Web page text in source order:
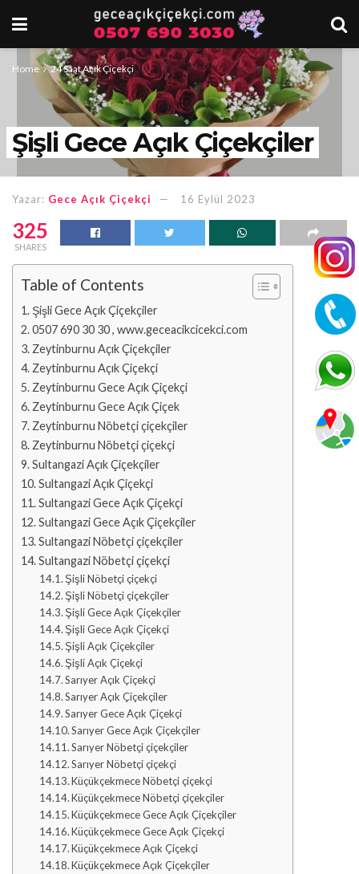
Home 24 Saat Açık Çiçekçi
Şişli Gece Açık Çiçekçiler
Yazar: Gece Açık Çiçekçi 16 Eylül 2023
325
SHARES
Table of Contents
Şişli Gece Açık Çiçekçiler
0507 690 30 30 , www.geceacikcicekci.com
Zeytinburnu Açık Çiçekçiler
Zeytinburnu Açık Çiçekçi
Zeytinburnu Gece Açık Çiçekçi
Zeytinburnu Gece Açık Çiçek
Zeytinburnu Nöbetçi çiçekçiler
Zeytinburnu Nöbetçi çiçekçi
Sultangazi Açık Çiçekçiler
Sultangazi Açık Çiçekçi
Sultangazi Gece Açık Çiçekçi
Sultangazi Gece Açık Çiçekçiler
Sultangazi Nöbetçi çiçekçiler
Sultangazi Nöbetçi çiçekçi
Şişli Nöbetçi çiçekçi
Şişli Nöbetçi çiçekçiler
Şişli Gece Açık Çiçekçiler
Şişli Gece Açık Çiçekçi
Şişli Açık Çiçekçiler
Şişli Açık Çiçekçi
Sarıyer Açık Çiçekçi
Sarıyer Açık Çiçekçiler
Sarıyer Gece Açık Çiçekçi
Sarıyer Gece Açık Çiçekçiler
Sarıyer Nöbetçi çiçekçiler
Sarıyer Nöbetçi çiçekçi
Küçükçekmece Nöbetçi çiçekçi
Küçükçekmece Nöbetçi çiçekçiler
Küçükçekmece Gece Açık Çiçekçiler
Küçükçekmece Gece Açık Çiçekçi
Küçükçekmece Açık Çiçekçi
Küçükçekmece Açık Çiçekçiler